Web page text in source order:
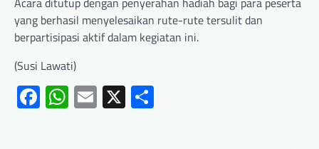
yang berhasil menyelesaikan rute-rute tersulit dan
berpartisipasi aktif dalam kegiatan ini.
(Susi Lawati)
Facebook
WhatsApp
Email
X